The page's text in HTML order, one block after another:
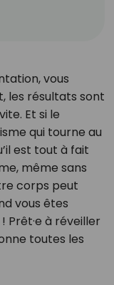
vous
les résultats sont
Et si le
qui tourne au
est tout à fait
même sans
corps peut
vous êtes
Prêt·e à réveiller
toutes les